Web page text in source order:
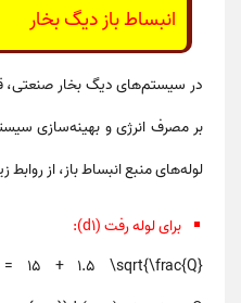
انبساط باز دیگ بخار
در سیستم‌هایدیگ بخار صنعتی،
بر مصرف انرژی و بهینه‌سازی
لوله‌های منبع انبساط باز، از
برای لوله رفت (d1):
= 15 + 1.5 \sqrt{\frac{Q}